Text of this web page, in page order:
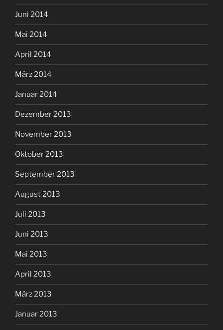
Juni 2014
Mai 2014
April 2014
März 2014
Januar 2014
Dezember 2013
November 2013
Oktober 2013
September 2013
August 2013
Juli 2013
Juni 2013
Mai 2013
April 2013
März 2013
Januar 2013